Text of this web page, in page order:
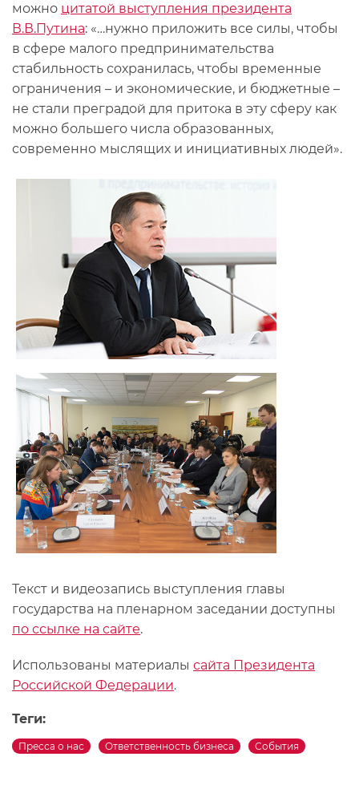
можно цитатой выступления президента
В.В.Путина: «…нужно приложить все силы, чтобы
в сфере малого предпринимательства
стабильность сохранилась, чтобы временные
ограничения – и экономические, и бюджетные –
не стали преградой для притока в эту сферу как
можно большего числа образованных,
современно мыслящих и инициативных людей».
Текст и видеозапись выступления главы
государства на пленарном заседании доступны
по ссылке на сайте.
Использованы материалы сайта Президента
Российской Федерации.
Теги:
Пресса о нас Ответственность бизнеса События